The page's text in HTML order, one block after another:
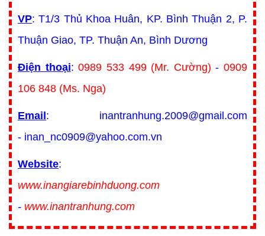
VP: T1/3 Thủ Khoa Huân, KP. Bình Thuận 2, P.
Thuận Giao, TP. Thuận An, Bình Dương
Điện thoại:0989 533 499 (Mr. Cường) - 0909
106 848 (Ms. Nga)
Email : inantranhung.2009@gmail.com
- inan_nc0909@yahoo.com.vn
Website:
www.inangiarebinhduong.com
- www.inantranhung.com